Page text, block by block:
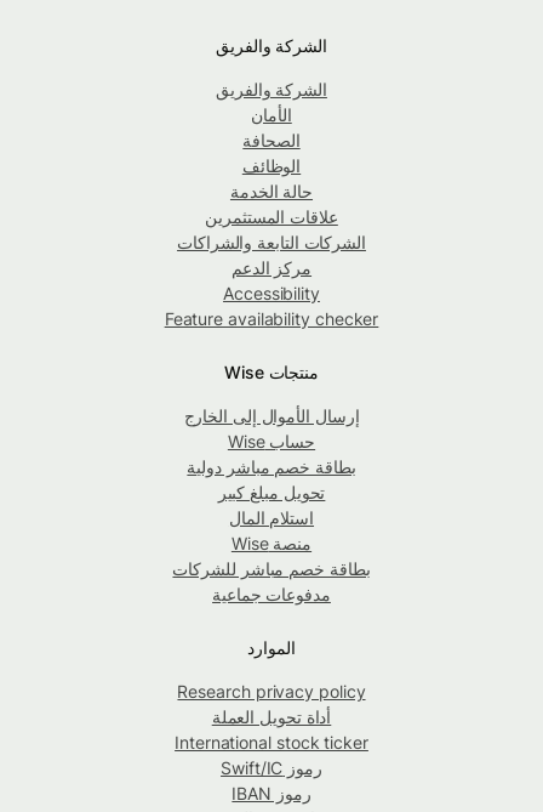
الشركة والفريق
الشركة والفريق
الأمان
الصحافة
الوظائف
حالة الخدمة
علاقات المستثمرين
الشركات التابعة والشراكات
مركز الدعم
Accessibility
Feature availability checker
منتجات Wise
إرسال الأموال إلى الخارج
حساب Wise
بطاقة خصم مباشر دولية
تحويل مبلغ كبير
استلام المال
منصة Wise
بطاقة خصم مباشر للشركات
مدفوعات جماعية
الموارد
Research privacy policy
أداة تحويل العملة
International stock ticker
رموز Swift/IC
رموز IBAN